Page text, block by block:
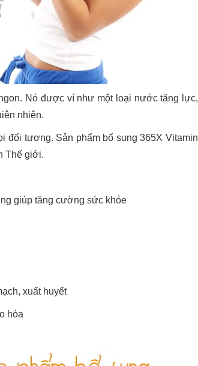
Nó được ví như một loại nước tăng lực,
nhiên.
đối tượng. Sản phẩm bổ sung 365X Vitamin
Thế giới.
giúp tăng cường sức khỏe
xuất huyết
hóa